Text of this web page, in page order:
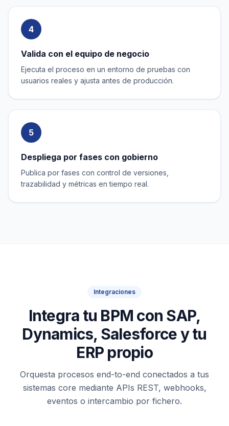
4
Valida con el equipo de negocio
Ejecuta el proceso en un entorno de pruebas con
usuarios reales y ajusta antes de producción.
5
Despliega por fases con gobierno
Publica por fases con control de versiones,
trazabilidad y métricas en tiempo real.
Integraciones
Integra tu BPM con SAP,
Dynamics, Salesforce y tu
ERP propio
Orquesta procesos end-to-end conectados a tus
sistemas core mediante APIs REST, webhooks,
eventos o intercambio por fichero.